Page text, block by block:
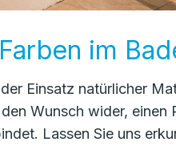
im
Einsatz natürlicher
Wunsch wider, einen
Lassen Sie uns